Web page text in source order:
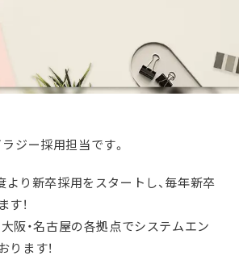
ジー採用担当です。
より新卒採用をスタートし、毎年新卒
！
大阪・名古屋の各拠点でシステムエン
ます！